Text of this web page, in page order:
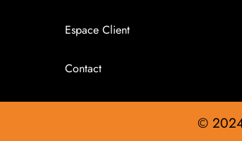
Juridique
Tableau de bord
Simul’Auto
Actualités
La petite histoire du jour
Infos juridiques
Espace Client
Contact
© 2024